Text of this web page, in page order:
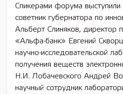
Спикерами форума выступили
советник губернатора по
Альберт Слиняков, директор
«Альфа-банк» Евгений
научно-исследовательской
получения веществ
Н.И. Лобачевского Андрей
научный сотрудник